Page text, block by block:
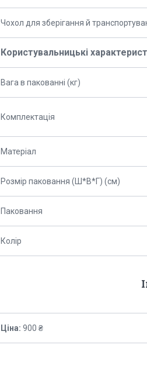
Чохол для зберігання й
Користувальницькі
Вага в пакованні (кг)
Комплектація
Матеріал
Розмір паковання (Ш*В*Г) (см)
Паковання
Колір
Ціна: 900 ₴